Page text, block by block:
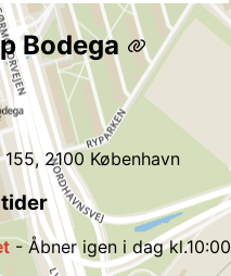
Bodega
2100 København
-Åbner igen i dagkl.10:00